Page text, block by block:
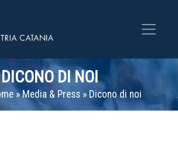
DICONO DI NOI
»Media & Press » Dicono di noi